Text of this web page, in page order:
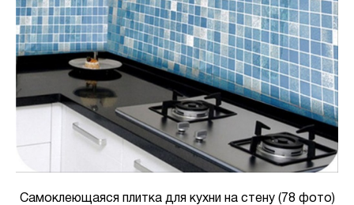
Самоклеющаяся плитка для кухни на стену (78 фото)